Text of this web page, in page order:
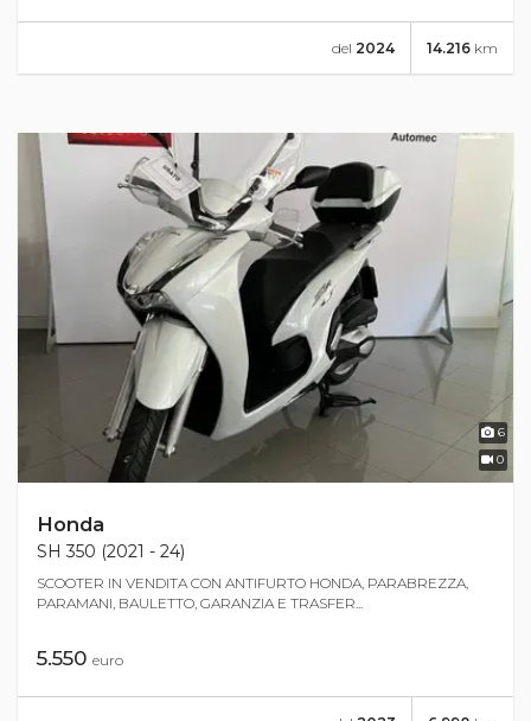
14.216 km
del 2024
6
0
Honda
SH 350 (2021 - 24)
SCOOTER IN VENDITA CON ANTIFURTO HONDA, PARABREZZA,
PARAMANI, BAULETTO, GARANZIA E TRASFER...
5.550 euro